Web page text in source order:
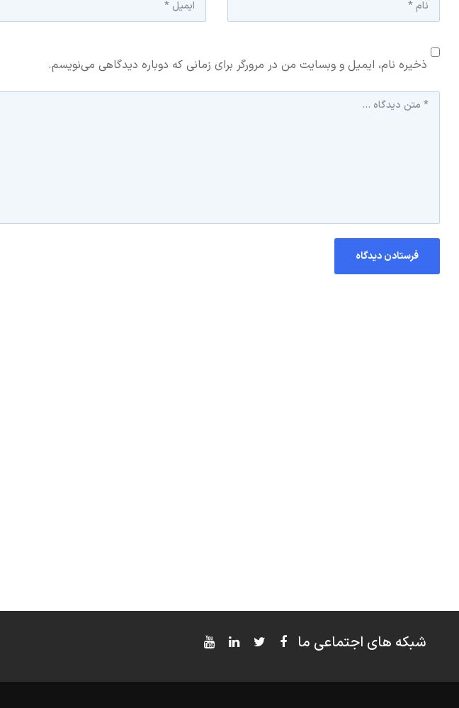
ذخیره نام، ایمیل و وبسایت من در مرورگر برای زمانی که دوباره دیدگاهی می‌نویسم.
شبکه های اجتماعی ما